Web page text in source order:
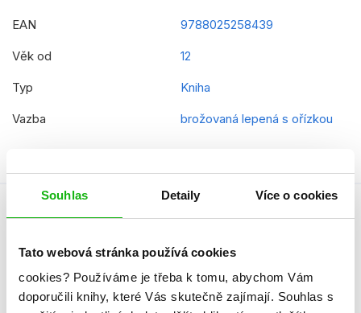
Souhlas Detaily Více o cookies
Tato webová stránka používá cookies
cookies? Používáme je třeba k tomu, abychom Vám
doporučili knihy, které Vás skutečně zajímají. Souhlas s
EAN 9788025258439
Věk od 12
Typ Kniha
Vazba brožovaná lepená s ořízkou